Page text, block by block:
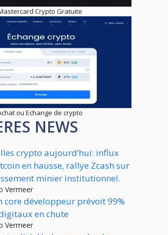
Crypto Gratuite
ou Echange de crypto
NEWS
crypto aujourd’hui: influx
en hausse, rallye Zcash sur
minier institutionnel.
Vermeer
core développeur prévoit 99%
en chute
Vermeer